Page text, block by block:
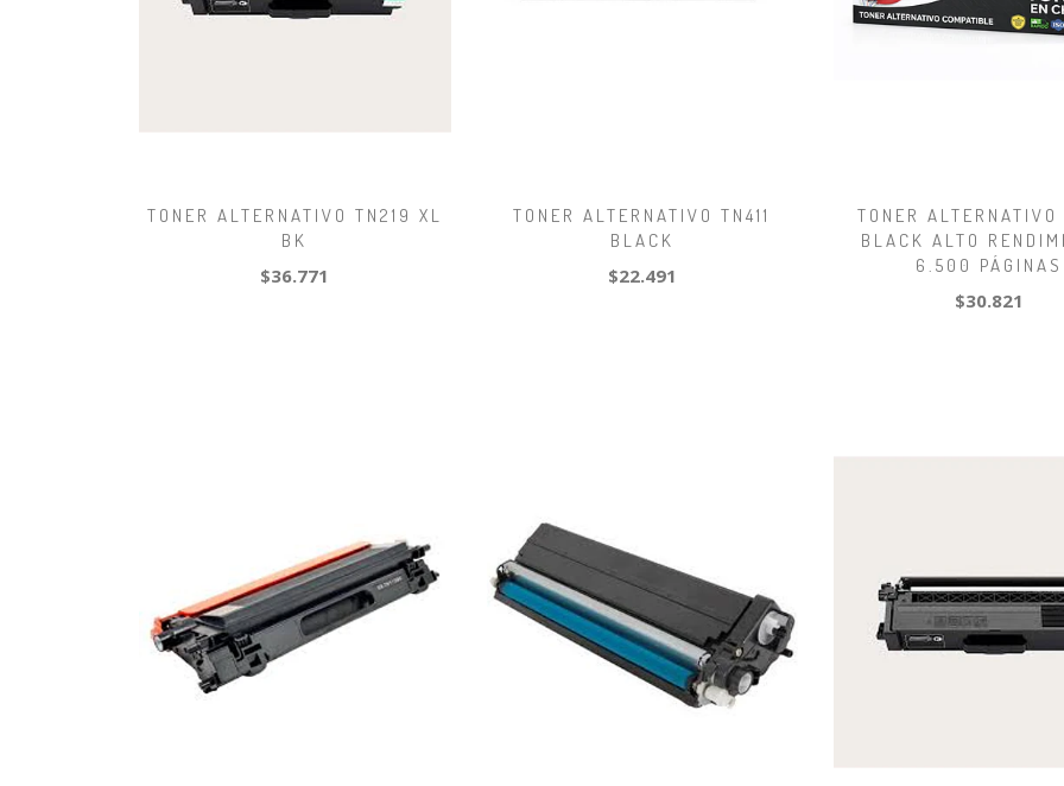
TONER ALTERNATIVO TN219 XL
BK
$36.771
TONER ALTERNATIVO TN411
BLACK
$22.491
TONER
BLACK ALTO
6.500 PÁGINAS
$30.821